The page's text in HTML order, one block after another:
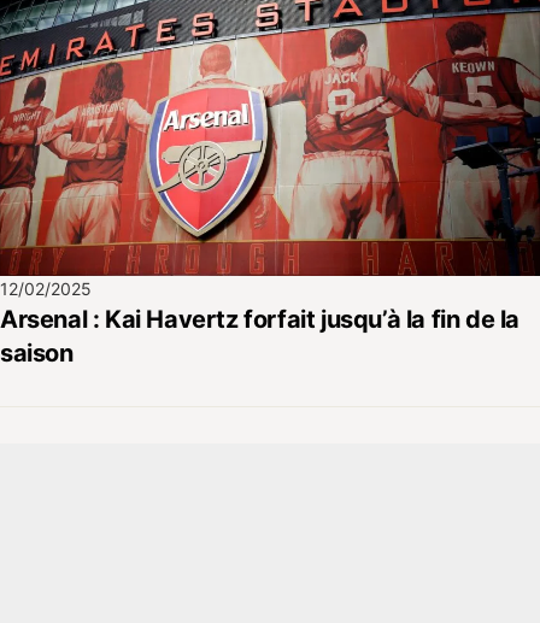
12/02/2025
Arsenal : Kai Havertz forfait jusqu’à la fin de la
saison